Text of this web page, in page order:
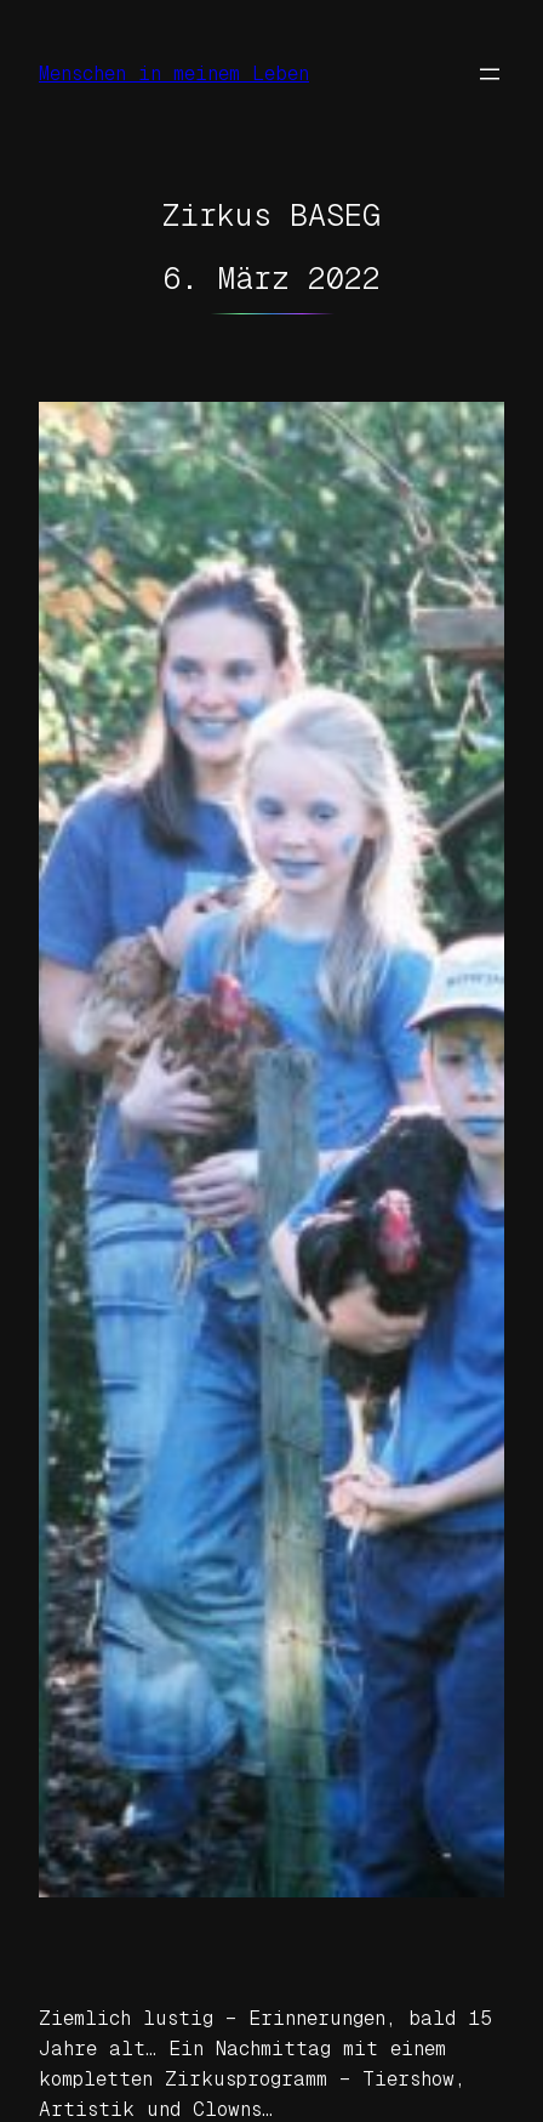
springen
Menschen in meinem Leben
Zirkus BASEG
6. März 2022
Ziemlich lustig – Erinnerungen, bald 15
Jahre alt… Ein Nachmittag mit einem
kompletten Zirkusprogramm – Tiershow,
Artistik und Clowns…